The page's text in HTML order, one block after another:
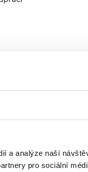
a analýze naší
pro sociální